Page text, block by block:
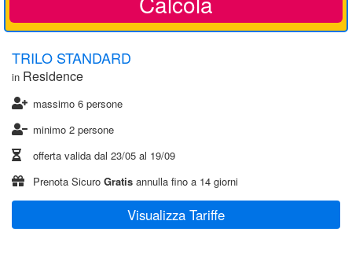
TRILO STANDARD
in Residence
massimo 6 persone
minimo 2 persone
offerta valida dal 23/05 al 19/09
Prenota Sicuro Gratis annulla fino a 14 giorni
Visualizza Tariffe